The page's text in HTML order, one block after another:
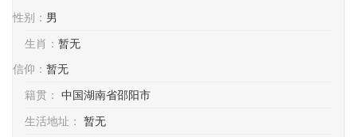
性别： 男
生肖： 暂无
信仰： 暂无
籍贯： 中国湖南省邵阳市
生活地址： 暂无